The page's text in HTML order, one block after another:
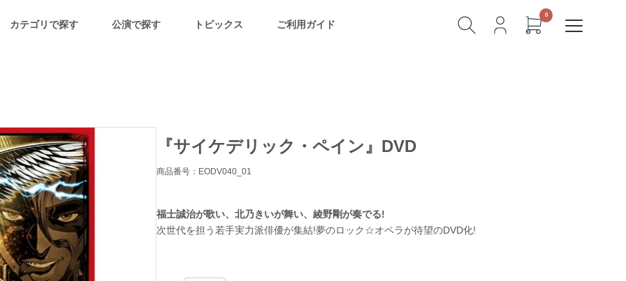
カテゴリで探す 公演で探す トピックス ご利用ガイド
『サイケデリック・ペイン』DVD
商品番号：EODV040_01
福士誠治が歌い、北乃きいが舞い、綾野剛が奏でる!
次世代を担う若手実力派俳優が集結!夢のロック☆オペラが待望のDVD化!